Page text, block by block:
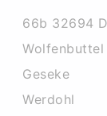
66b 32694
Wolfenbuttel
Geseke
Werdohl